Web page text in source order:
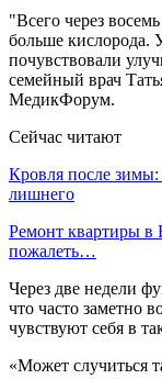
"Всего через
больше кислорода.
почувствовали
семейный врач
МедикФорум.
Сейчас читают
Кровля после зимы:
лишнего
Ремонт квартиры в
пожалеть…
Через две недели
что часто заметно
чувствуют себя в
«Может случиться